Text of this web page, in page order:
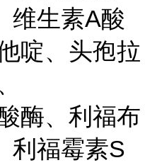
维生素A酸
啶、头孢拉
酶、利福布
利福霉素S